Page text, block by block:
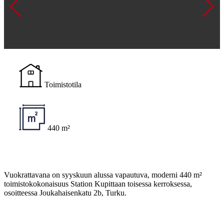
Toimistotila
440 m²
Vuokrattavana on syyskuun alussa vapautuva, moderni 440 m²
toimistokokonaisuus Station Kupittaan toisessa kerroksessa,
osoitteessa Joukahaisenkatu 2b, Turku.